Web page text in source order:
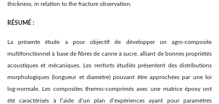
thickness, in relation to the fracture observation.
R ÉSUMÉ :
La présente étude a pour objectif de développer un agro-composite
multifonctionnel à base de fibres de canne à sucre, alliant de bonnes propriétés
acoustiques et mécaniques. Les renforts étudiés présentent des distributions
morphologiques (longueur et diamètre) pouvant être approchées par une loi
log-normale. Les composites thermo-comprimés avec une matrice époxy ont
été caractérisés à l’aide d’un plan d’expériences ayant pour paramètres